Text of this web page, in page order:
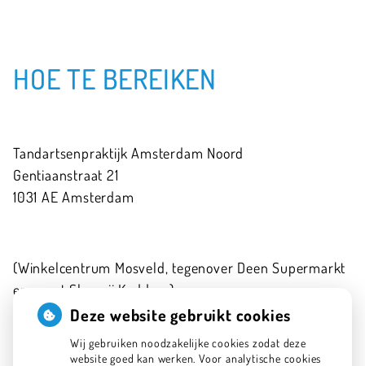
HOE TE BEREIKEN
Tandartsenpraktijk Amsterdam Noord
Gentiaanstraat21
1031 AE Amsterdam
(Winkelcentrum Mosveld, tegenover Deen Supermarkt
en naast Slagerij Kaddour)
020-6341575
Deze website gebruikt cookies
Wij gebruiken noodzakelijke cookies zodat deze
website goed kan werken. Voor analytische cookies